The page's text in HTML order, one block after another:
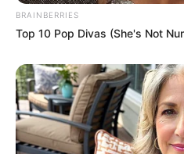
Morre Renato Machado,
brasileiro.
Julho 30, 2026
BRAINBERRIES
Top 10 Pop Divas (She's Not